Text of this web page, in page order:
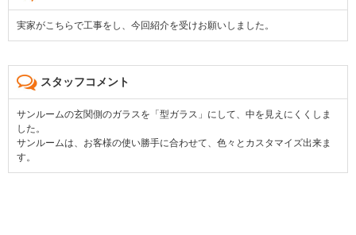
実家がこちらで工事をし、今回紹介を受けお願いしました。
スタッフコメント
サンルームの玄関側のガラスを「型ガラス」にして、中を見えにくくしま
した。
サンルームは、お客様の使い勝手に合わせて、色々とカスタマイズ出来ま
す。